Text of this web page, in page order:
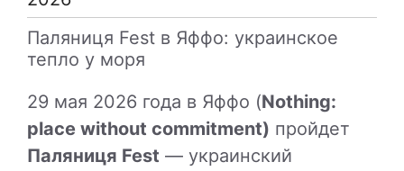
Паляниця Fest в Яффо: украинское
тепло у моря
29 мая 2026 года в Яффо (Nothing:
place without commitment) пройдет
Паляниця Fest — украинский